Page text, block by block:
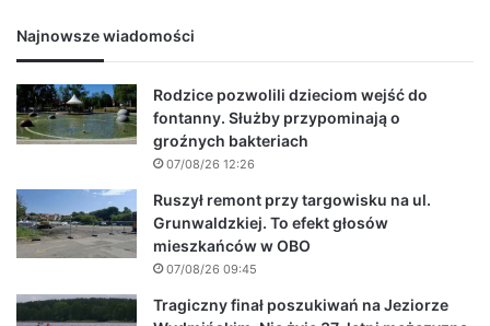
Najnowsze wiadomości
Rodzice pozwolili dzieciom wejść do
fontanny. Służby przypominają o
groźnych bakteriach
07/08/26 12:26
Ruszył remont przy targowisku na ul.
Grunwaldzkiej. To efekt głosów
mieszkańców w OBO
07/08/26 09:45
Tragiczny finał poszukiwań na Jeziorze